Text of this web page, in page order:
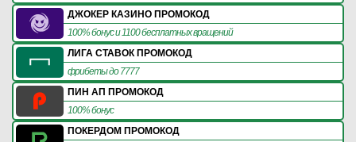
ДЖОКЕР КАЗИНО ПРОМОКОД
100% бонус и 1100 бесплатных вращений
ЛИГА СТАВОК ПРОМОКОД
фрибеты до 7777
ПИН АП ПРОМОКОД
100% бонус
ПОКЕРДОМ ПРОМОКОД